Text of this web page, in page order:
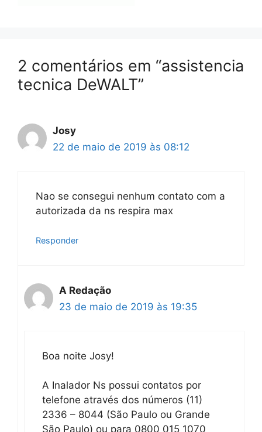
2 comentários em “assistencia
tecnica DeWALT”
Josy
22 de maio de 2019 às 08:12
Nao se consegui nenhum contato com a
autorizada da ns respira max
Responder
A Redação
23 de maio de 2019 às 19:35
Boa noite Josy!
A Inalador Ns possui contatos por
telefone através dos números (11)
2336 – 8044 (São Paulo ou Grande
São Paulo) ou para 0800 015 1070